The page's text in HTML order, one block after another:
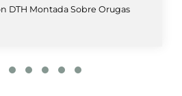
DTH Montada Sobre Orugas